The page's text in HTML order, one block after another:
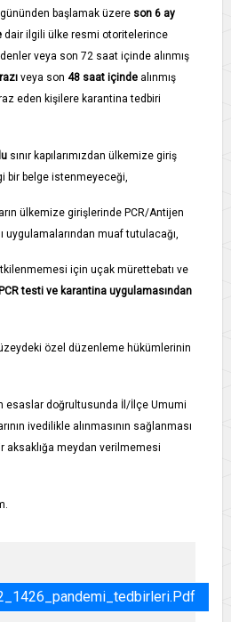
başlamak üzere son 6 ay
dair ilgili ülke resmi otoritelerince
veya son 72 saat içinde alınmış
veya son 48 saat içinde alınmış
eden kişilere karantina tedbiri
sınır kapılarımızdan ülkemize giriş
bir belge istenmeyeceği,
ülkemize girişlerinde PCR/Antijen
uygulamalarından muaf tutulacağı,
için uçak mürettebatı ve
testi ve karantina uygulamasından
özel düzenleme hükümlerinin
esaslar doğrultusunda İl/İlçe Umumi
ivedilikle alınmasının sağlanması
aksaklığa meydan verilmemesi